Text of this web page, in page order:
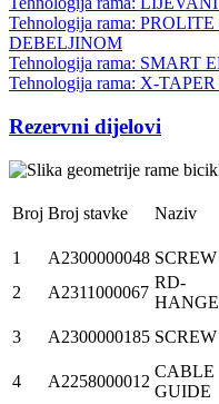
Tehnologija rama:
DEBELJINOM
Tehnologija rama: SMART
Tehnologija rama: X-
Rezervni dijelovi
Broj Broj stavke Naziv
1
A2300000048 SCREW
2
A2311000067
RD-
3 A2300000185 SCREW
4 A2258000012
CABLE
GUIDE